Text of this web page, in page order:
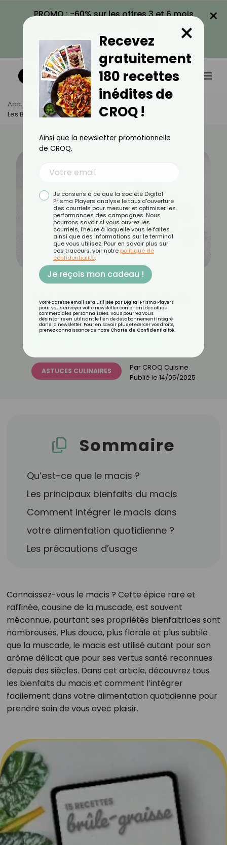
PROMO : -60% sur les offres 3 et 6 mois
VOIR LA PROMO
×
Accueil Actus
Astuces Culinaires
Les Bienfaits Du Macis
Les bienfaits du macis
ASTUCES CULINAIRES Par CROQ Cuisine
Publié le 14/05/2025
Sommaire
Qu’est-ce que le macis ?
Les principaux bienfaits du macis
Comment intégrer le macis dans
votre alimentation quotidienne ?
Les précautions d’usage
Connaissez-vous le macis ? Cette épice rare et
raffinée, cousine de la muscade, est souvent
méconnue, pourtant ses propriétés bienfaitrices sont
nombreuses. Plus douce, plus florale et plus subtile
que la muscade, le macis est utilisé autant pour son
arôme délicat que pour ses vertus santé reconnues
depuis des siècles. Dans cet article, découvrez tous
les bienfaits du macis et comment l’intégrer
facilement dans votre alimentation quotidienne pour
prendre soin de vous avec plaisir.
Recevez
gratuitement
180 recettes
inédites de
CROQ !
×
Ainsi que la newsletter promotionnelle
de CROQ.
Je consens à ce que la société Digital
Prisma Players analyse le taux d'ouverture
des courriels pour mesurer et optimiser les
performances des campagnes. Nous
pourrons savoir si vous ouvrez les
courriels, l'heure à laquelle vous le faites
ainsi que des informations sur le terminal
que vous utilisez. Pour en savoir plus sur
ces traceurs, voir notre politique de
confidentialité.
Je reçois mon cadeau !
Votre adresse email sera utilisée par Digital Prisma Players
pour vous envoyer votre newsletter contenant des offres
commerciales personnalisées. Vous pourrez vous
désinscrire en utilisant le lien de désabonnement intégré
dans la newsletter. Pour en savoir plus et exercer vos droits,
prenez connaissance de notre Charte de Confidentialité.